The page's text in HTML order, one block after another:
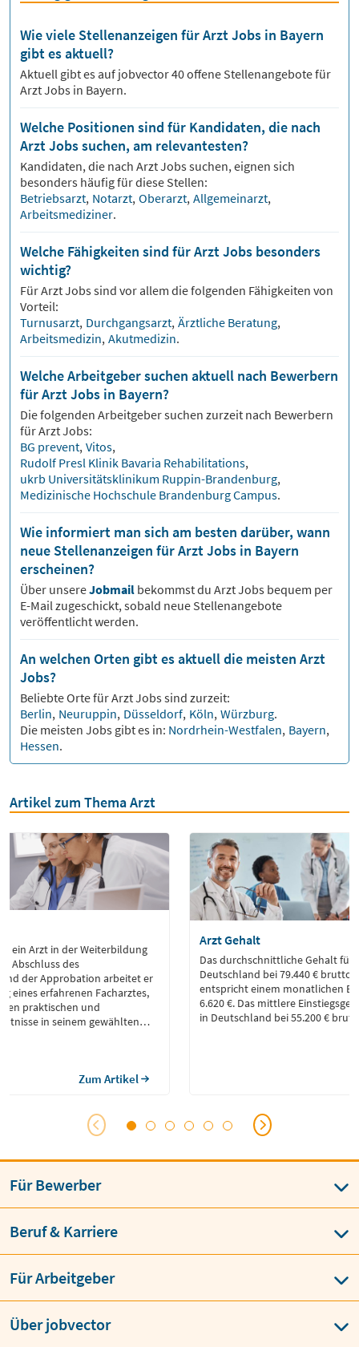
Wie viele Stellenanzeigen für Arzt Jobs in Bayern
gibt es aktuell?
Aktuell gibt es auf jobvector40offene Stellenangebote für
Arzt Jobs in Bayern.
Welche Positionen sind für Kandidaten, die nach
Arzt Jobs suchen, am relevantesten?
Kandidaten, die nach ArztJobs suchen, eignen sich
besonders häufig für diese Stellen:
Betriebsarzt, Notarzt, Oberarzt, Allgemeinarzt,
Arbeitsmediziner.
Welche Fähigkeiten sind für Arzt Jobs besonders
wichtig?
FürArztJobs sind vor allem die folgenden Fähigkeiten von
Vorteil:
Turnusarzt, Durchgangsarzt, Ärztliche Beratung,
Arbeitsmedizin, Akutmedizin.
Welche Arbeitgeber suchen aktuell nach Bewerbern
für Arzt Jobs in Bayern?
Die folgenden Arbeitgeber suchen zurzeit nach Bewerbern
fürArztJobs:
BG prevent, Vitos,
Rudolf Presl Klinik Bavaria Rehabilitations,
ukrb Universitätsklinikum Ruppin-Brandenburg,
Medizinische Hochschule Brandenburg Campus.
Wie informiert man sich am besten darüber, wann
neue Stellenanzeigen für Arzt Jobs in Bayern
erscheinen?
Über unsereJobmail bekommst du ArztJobs bequem per
E-Mail zugeschickt, sobald neue Stellenangebote
veröffentlicht werden.
An welchen Orten gibt es aktuell die meisten Arzt
Jobs?
Beliebte Orte fürArztJobs sind zurzeit:
Berlin, Neuruppin, Düsseldorf, Köln, Würzburg.
Die meisten Jobs gibt es in: Nordrhein-Westfalen, Bayern,
Hessen.
Artikel zum Thema Arzt
ein Arzt in der Weiterbildung
Abschluss des
der Approbation arbeitet er
eines erfahrenen Facharztes,
praktischen und
in seinem gewählten
Zum Artikel
Arzt Gehalt
Das durchschnittliche Gehalt für
Deutschland bei 79.440 € brutto
entspricht einem monatlichen
6.620 €. Das mittlere
in Deutschland bei 55.200 €
Für Bewerber
Beruf & Karriere
Für Arbeitgeber
Über jobvector